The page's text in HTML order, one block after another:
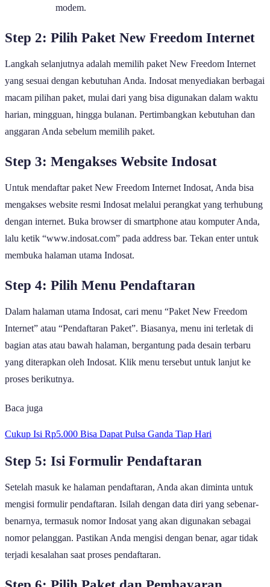
modem.
Step 2: Pilih Paket New Freedom Internet
Langkah selanjutnya adalah memilih paket New Freedom Internet
yang sesuai dengan kebutuhan Anda. Indosat menyediakan berbagai
macam pilihan paket, mulai dari yang bisa digunakan dalam waktu
harian, mingguan, hingga bulanan. Pertimbangkan kebutuhan dan
anggaran Anda sebelum memilih paket.
Step 3: Mengakses Website Indosat
Untuk mendaftar paket New Freedom Internet Indosat, Anda bisa
mengakses website resmi Indosat melalui perangkat yang terhubung
dengan internet. Buka browser di smartphone atau komputer Anda,
lalu ketik “www.indosat.com” pada address bar. Tekan enter untuk
membuka halaman utama Indosat.
Step 4: Pilih Menu Pendaftaran
Dalam halaman utama Indosat, cari menu “Paket New Freedom
Internet” atau “Pendaftaran Paket”. Biasanya, menu ini terletak di
bagian atas atau bawah halaman, bergantung pada desain terbaru
yang diterapkan oleh Indosat. Klik menu tersebut untuk lanjut ke
proses berikutnya.
Baca juga
Cukup Isi Rp5.000 Bisa Dapat Pulsa Ganda Tiap Hari
Step 5: Isi Formulir Pendaftaran
Setelah masuk ke halaman pendaftaran, Anda akan diminta untuk
mengisi formulir pendaftaran. Isilah dengan data diri yang sebenar-
benarnya, termasuk nomor Indosat yang akan digunakan sebagai
nomor pelanggan. Pastikan Anda mengisi dengan benar, agar tidak
terjadi kesalahan saat proses pendaftaran.